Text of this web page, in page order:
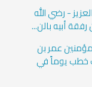
- رضي الله
أبيه بالن...
عمر بن
خطب يوماً في